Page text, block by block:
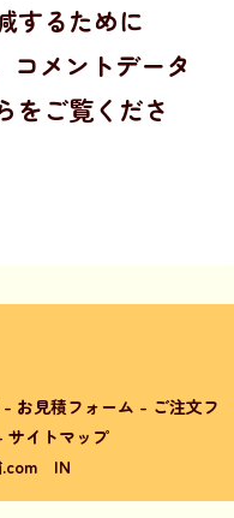
するために
コメントデータ
をご覧くださ
- お見積フォーム - ご注文フ
サイトマップ
IN